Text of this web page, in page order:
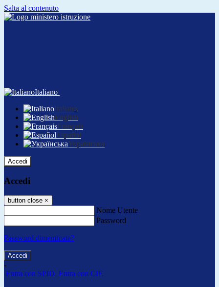
Salta al contenuto
Italiano
Italiano
English
Français
Español
Українська
Accedi
Accedi
button close ×
Nome Utente
Password
Password dimenticata?
-
Entra con SPID Entra con CIE